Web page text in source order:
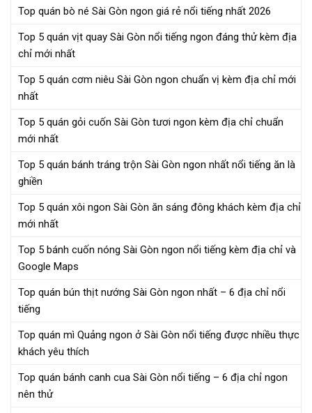
Top quán bò né Sài Gòn ngon giá rẻ nổi tiếng nhất 2026
Top 5 quán vịt quay Sài Gòn nổi tiếng ngon đáng thử kèm địa
chỉ mới nhất
Top 5 quán cơm niêu Sài Gòn ngon chuẩn vị kèm địa chỉ mới
nhất
Top 5 quán gỏi cuốn Sài Gòn tươi ngon kèm địa chỉ chuẩn
mới nhất
Top 5 quán bánh tráng trộn Sài Gòn ngon nhất nổi tiếng ăn là
ghiền
Top 5 quán xôi ngon Sài Gòn ăn sáng đông khách kèm địa chỉ
mới nhất
Top 5 bánh cuốn nóng Sài Gòn ngon nổi tiếng kèm địa chỉ và
Google Maps
Top quán bún thịt nướng Sài Gòn ngon nhất – 6 địa chỉ nổi
tiếng
Top quán mì Quảng ngon ở Sài Gòn nổi tiếng được nhiều thực
khách yêu thích
Top quán bánh canh cua Sài Gòn nổi tiếng – 6 địa chỉ ngon
nên thử